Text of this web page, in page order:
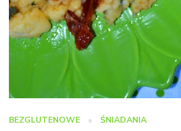
BEZGLUTENOWE ŚNIADANIA